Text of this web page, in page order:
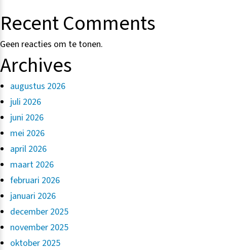
Recent Comments
Geen reacties om te tonen.
Archives
augustus 2026
juli 2026
juni 2026
mei 2026
april 2026
maart 2026
februari 2026
januari 2026
december 2025
november 2025
oktober 2025